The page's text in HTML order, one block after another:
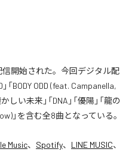
信開始された。今回デジタル配
「BODY ODD (feat. Campanella,
い未来」「DNA」「優陽」「龍の
」を含む全8曲となっている。
Music、 Spotify、 LINE MUSIC、